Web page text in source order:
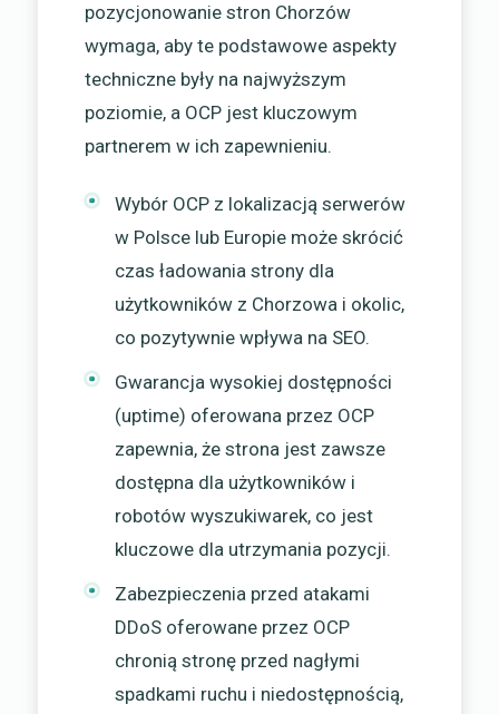
pozycjonowanie stron Chorzów
wymaga, aby te podstawowe aspekty
techniczne były na najwyższym
poziomie, a OCP jest kluczowym
partnerem w ich zapewnieniu.
Wybór OCP z lokalizacją serwerów
w Polsce lub Europie może skrócić
czas ładowania strony dla
użytkowników z Chorzowa i okolic,
co pozytywnie wpływa na SEO.
Gwarancja wysokiej dostępności
(uptime) oferowana przez OCP
zapewnia, że strona jest zawsze
dostępna dla użytkowników i
robotów wyszukiwarek, co jest
kluczowe dla utrzymania pozycji.
Zabezpieczenia przed atakami
DDoS oferowane przez OCP
chronią stronę przed nagłymi
spadkami ruchu i niedostępnością,